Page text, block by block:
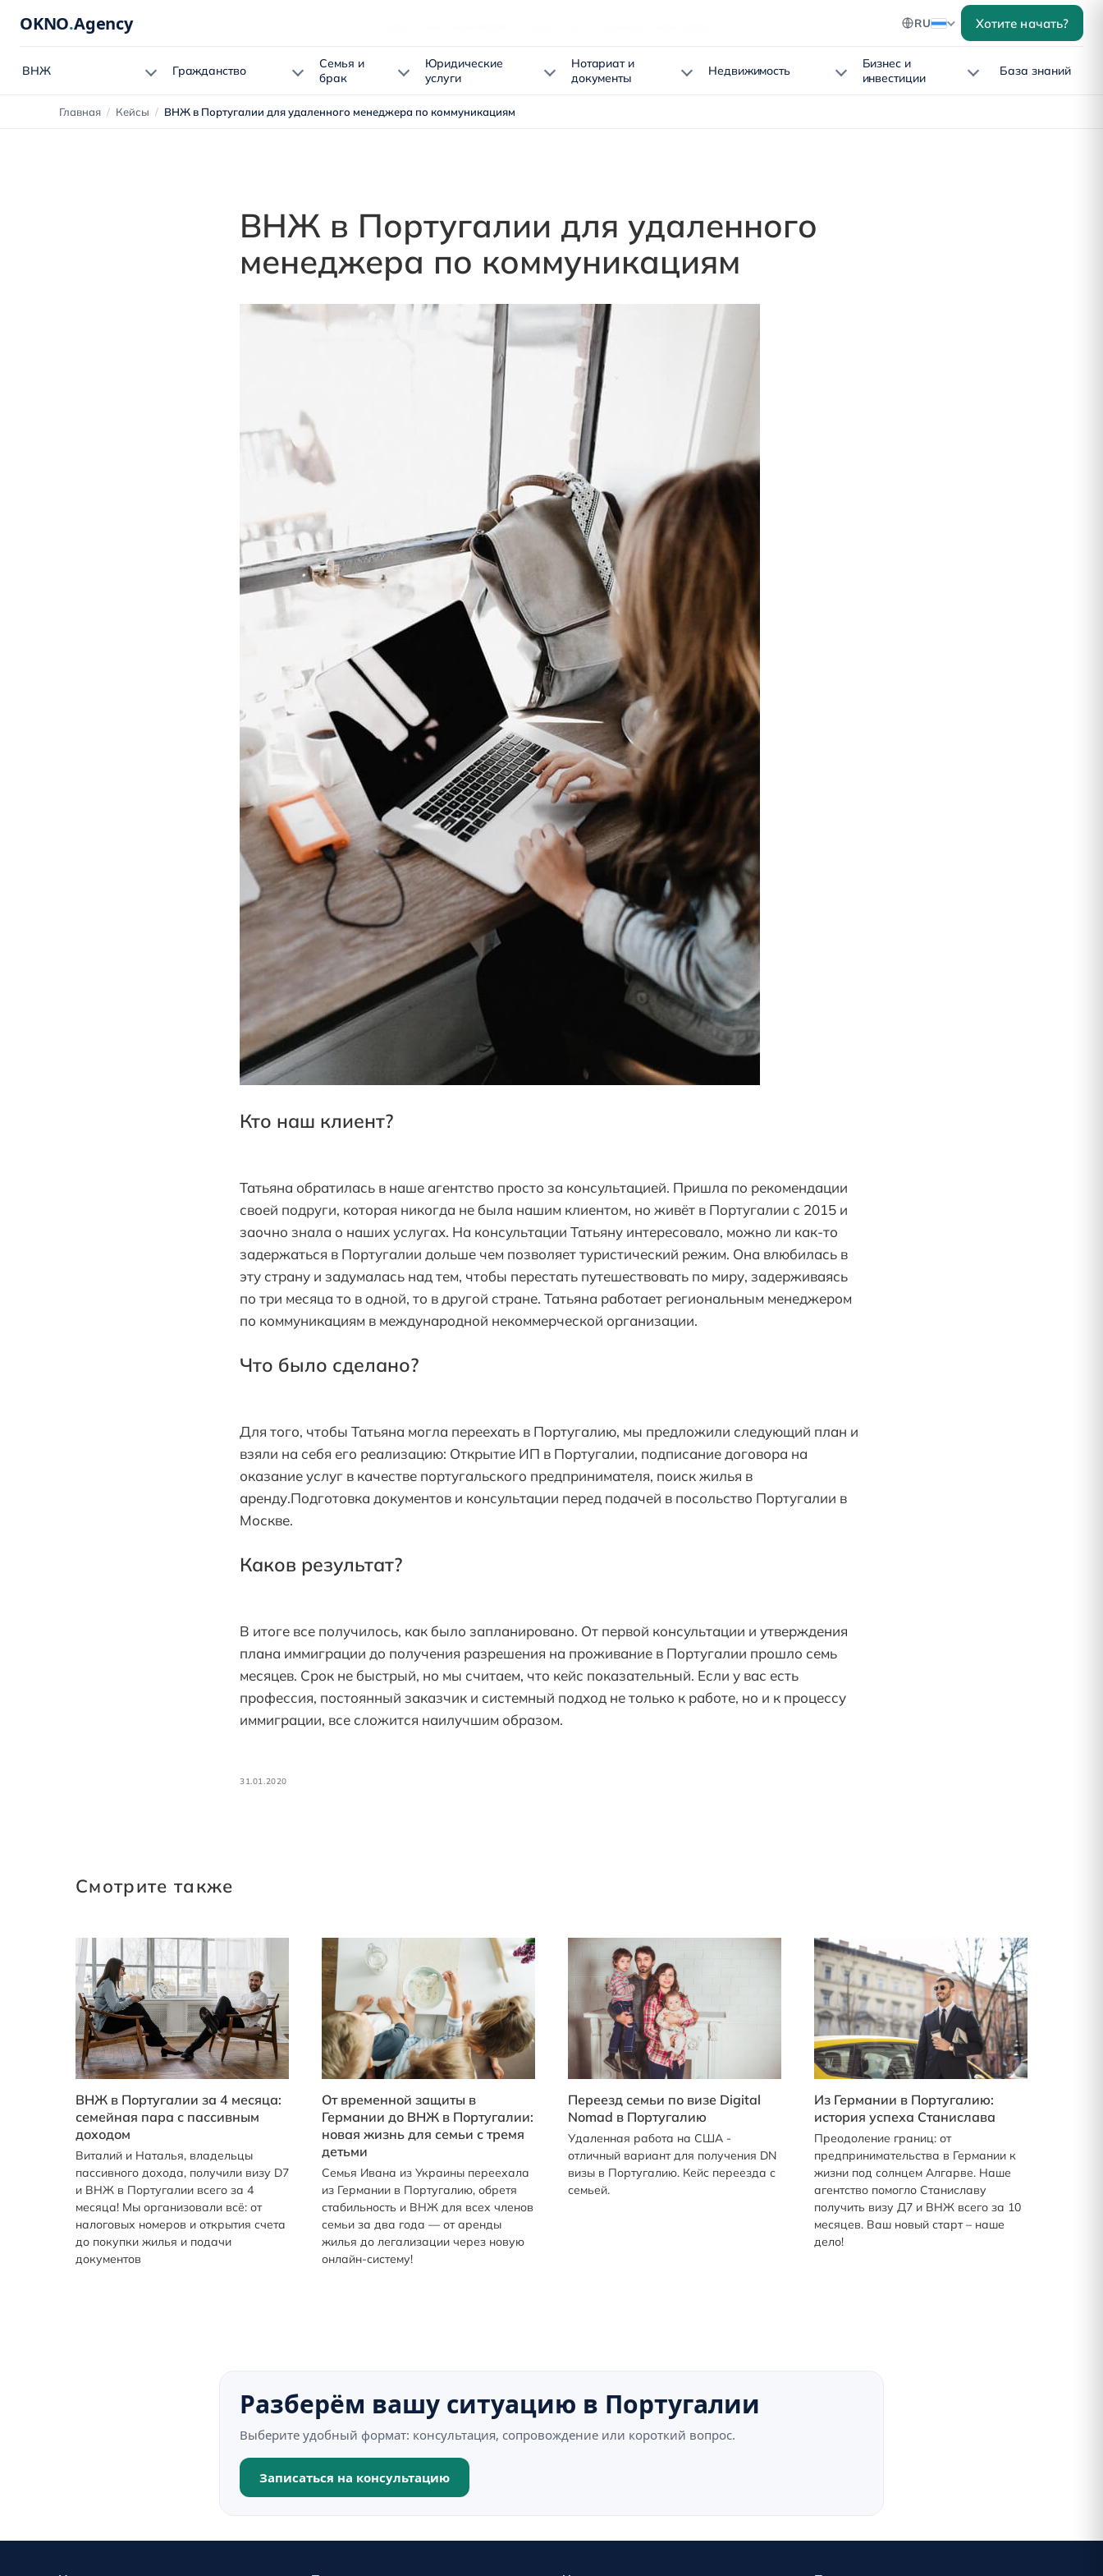
OKNO.Agency
ВНЖ Гражданство
Семья и
брак
Юридические
услуги
Нотариат и
документы
Недвижимость
Бизнес и
инвестиции
База знаний
RU Хотите начать?
Главная / Кейсы / ВНЖ в Португалии для удаленного менеджера по коммуникациям
ВНЖ в Португалии для удаленного
менеджера по коммуникациям
Кто наш клиент?
Татьяна обратилась в наше агентство просто за консультацией. Пришла по рекомендации
своей подруги, которая никогда не была нашим клиентом, но живёт в Португалии с 2015 и
заочно знала о наших услугах. На консультации Татьяну интересовало, можно ли как-то
задержаться в Португалии дольше чем позволяет туристический режим. Она влюбилась в
эту страну и задумалась над тем, чтобы перестать путешествовать по миру, задерживаясь
по три месяца то в одной, то в другой стране. Татьяна работает региональным менеджером
по коммуникациям в международной некоммерческой организации.
Что было сделано?
Для того, чтобы Татьяна могла переехать в Португалию, мы предложили следующий план и
взяли на себя его реализацию: Открытие ИП в Португалии, подписание договора на
оказание услуг в качестве португальского предпринимателя, поиск жилья в
аренду.Подготовка документов и консультации перед подачей в посольство Португалии в
Москве.
Каков результат?
В итоге все получилось, как было запланировано. От первой консультации и утверждения
плана иммиграции до получения разрешения на проживание в Португалии прошло семь
месяцев. Срок не быстрый, но мы считаем, что кейс показательный. Если у вас есть
профессия, постоянный заказчик и системный подход не только к работе, но и к процессу
иммиграции, все сложится наилучшим образом.
31.01.2020
Смотрите также
ВНЖ в Португалии за 4 месяца:
семейная пара с пассивным
доходом
Виталий и Наталья, владельцы
пассивного дохода, получили визу D7
и ВНЖ в Португалии всего за 4
месяца! Мы организовали всё: от
налоговых номеров и открытия счета
до покупки жилья и подачи
документов
От временной защиты в
Германии до ВНЖ в Португалии:
новая жизнь для семьи с тремя
детьми
Семья Ивана из Украины переехала
из Германии в Португалию, обретя
стабильность и ВНЖ для всех членов
семьи за два года — от аренды
жилья до легализации через новую
онлайн-систему!
Переезд семьи по визе Digital
Nomad в Португалию
Удаленная работа на США -
отличный вариант для получения DN
визы в Португалию. Кейс переезда с
семьей.
Из Германии в Португалию:
история успеха Станислава
Преодоление границ: от
предпринимательства в Германии к
жизни под солнцем Алгарве. Наше
агентство помогло Станиславу
получить визу Д7 и ВНЖ всего за 10
месяцев. Ваш новый старт – наше
дело!
Разберём вашу ситуацию в Португалии
Выберите удобный формат: консультация, сопровождение или короткий вопрос.
Записаться на консультацию